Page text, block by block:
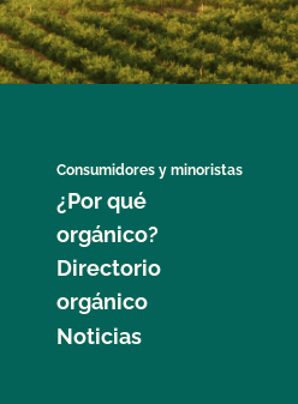
Consumidores y minoristas
¿Por qué
orgánico?
Directorio
orgánico
Noticias